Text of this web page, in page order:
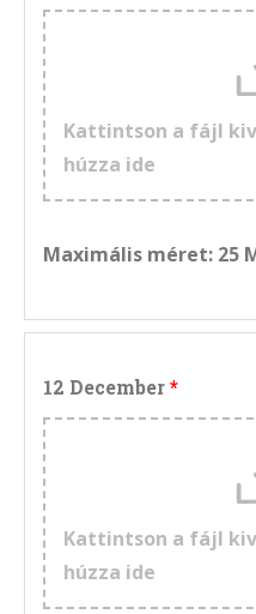
Kattintson a fájl
húzza ide
Maximális méret: 25
12 December
Kattintson a fájl
húzza ide